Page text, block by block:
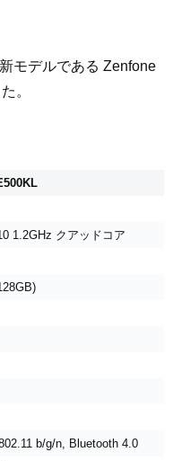
モデルである Zenfone
。
1.2GHz クアッドコア
b/g/n, Bluetooth 4.0